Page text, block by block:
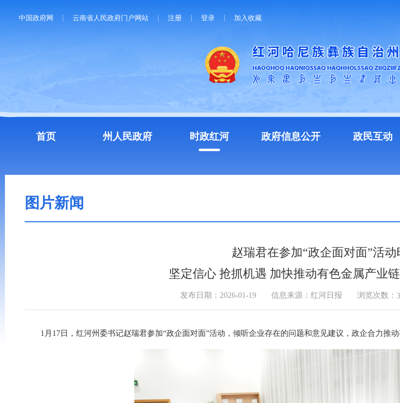
中国政府网 云南省人民政府门户网站 注册 登录 加入收藏
首页 州人民政府 时政红河 政府信息公开 政民互动
图片新闻
赵瑞君在参加“政企面对面”活动
坚定信心 抢抓机遇 加快推动有色金属产业
发布日期：2026-01-19 信息来源：红河日报 浏览次数：
1月17日，红河州委书记赵瑞君参加“政企面对面”活动，倾听企业存在的问题和意见建议，政企合力推